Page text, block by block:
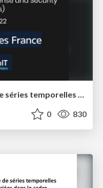
TSFR Edition #14 - Analyse de séries temporelles multivariées dans le cadre d’évènements récurrents de satellites - Intro
0 830